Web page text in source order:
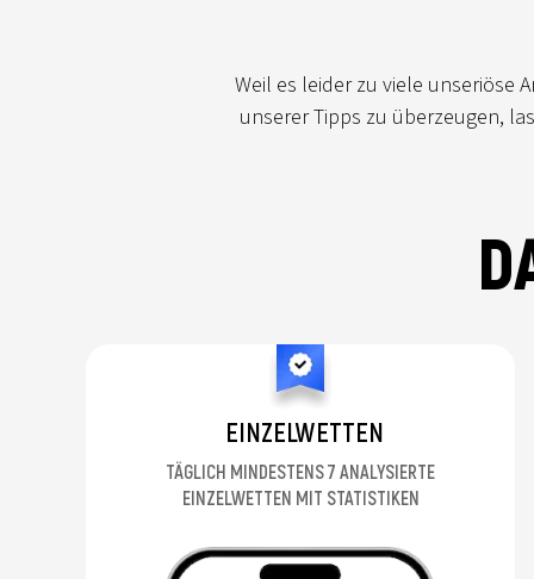
Weil es leider zu viele unseriöse
unserer Tipps zu überzeugen,
EINZELWETTEN
TÄGLICH MINDESTENS 7 ANALYSIERTE
EINZELWETTEN MIT STATISTIKEN